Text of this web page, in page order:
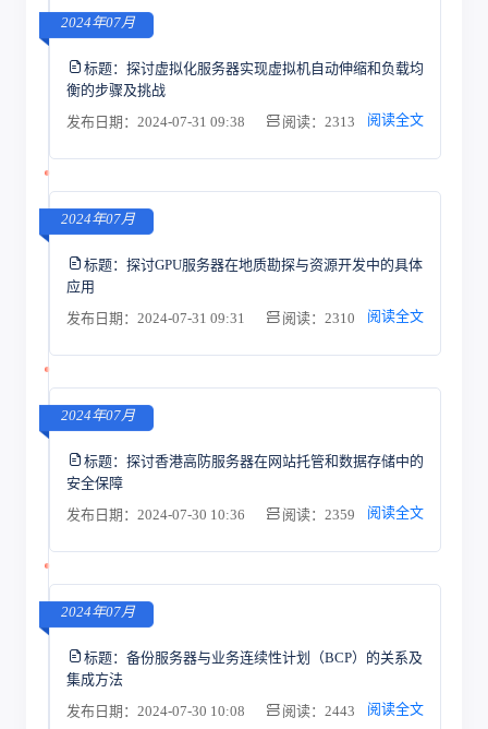
2024年07月
标题： 探讨虚拟化服务器实现虚拟机自动伸缩和负载均
衡的步骤及挑战
发布日期：2024-07-31 09:38
阅读：2313 阅读全文
2024年07月
标题： 探讨GPU服务器在地质勘探与资源开发中的具体
应用
发布日期：2024-07-31 09:31
阅读：2310 阅读全文
2024年07月
标题： 探讨香港高防服务器在网站托管和数据存储中的
安全保障
发布日期：2024-07-30 10:36
阅读：2359 阅读全文
2024年07月
标题： 备份服务器与业务连续性计划（BCP）的关系及
集成方法
发布日期：2024-07-30 10:08
阅读：2443 阅读全文